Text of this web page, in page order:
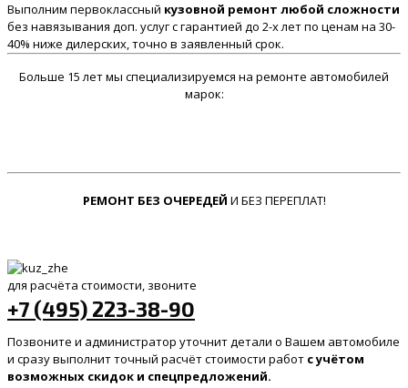
Выполним первоклассный кузовной ремонт любой сложности
без навязывания доп. услуг с гарантией до 2-х лет по ценам на 30-
40% ниже дилерских, точно в заявленный срок.
Больше 15 лет мы специализируемся на ремонте автомобилей
марок:
РЕМОНТ БЕЗ ОЧЕРЕДЕЙ И БЕЗ ПЕРЕПЛАТ!
для расчёта стоимости, звоните
+7 (495) 223-38-90
Позвоните и администратор уточнит детали о Вашем автомобиле
и сразу выполнит точный расчёт стоимости работ с учётом
возможных скидок и спецпредложений.